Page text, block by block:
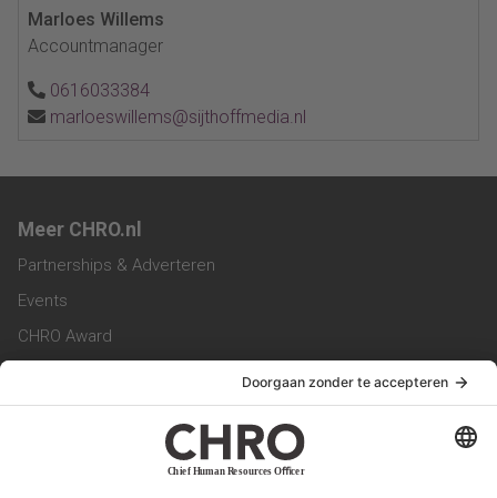
Marloes Willems
Accountmanager
0616033384
marloeswillems@sijthoffmedia.nl
Meer CHRO.nl
Partnerships & Adverteren
Events
CHRO Award
CHRO Magazine
Service & Contact